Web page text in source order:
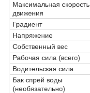
Максимальная скорость
движения
Градиент
Напряжение
Собственный вес
Рабочая сила (всего)
Водительская сила
Бак спрей воды
(необязательно)